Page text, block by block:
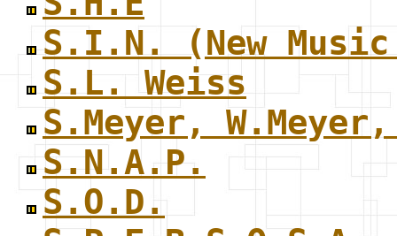
S.I.N. (New Music
S.L. Weiss
S.Meyer,
S.N.A.P.
S.O.D.